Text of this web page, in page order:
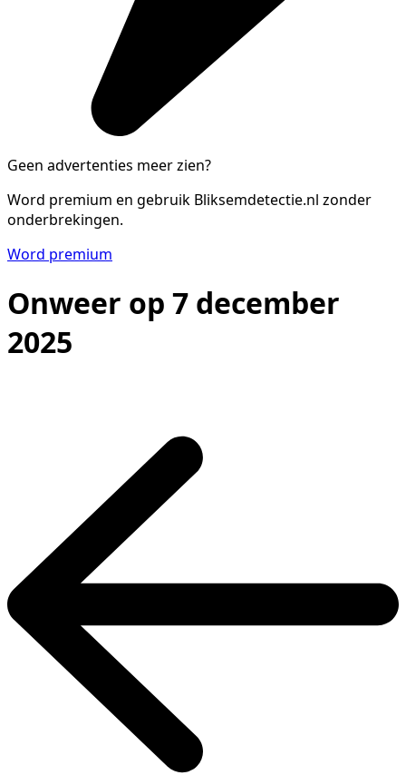
Geen advertenties meer zien?
Word premium en gebruik Bliksemdetectie.nl zonder
onderbrekingen.
Word premium
Onweer op 7 december
2025